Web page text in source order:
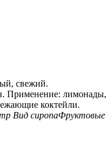
свежий.
Применение: лимонады,
коктейли.
Вид сиропаФруктовые